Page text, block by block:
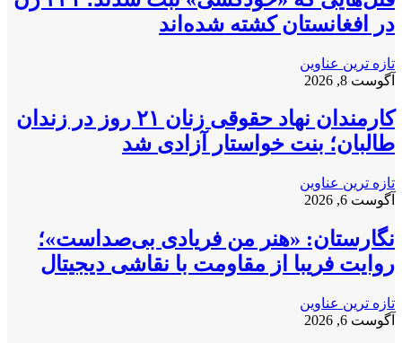
در افغانستان کشته شده‌اند
تازه ترین عناوین
آگوست 8, 2026
کارمندان نهاد حقوقی زنان ۲۱ روز در زندان
طالبان؛ بنت خواستار آزادی شد
تازه ترین عناوین
آگوست 6, 2026
نگارستان: «هنر من فریادی بی‌صداست»؛
روایت فریبا از مقاومت با نقاشی دیجیتال
تازه ترین عناوین
آگوست 6, 2026